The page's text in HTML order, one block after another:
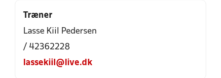
Træner
Lasse Kiil Pedersen
/ 42362228
lassekiil@live.dk